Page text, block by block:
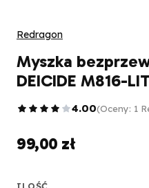
Redragon
Myszka
DEICIDE M816-
4.00(Oceny: 1
Cena
99,00 zł